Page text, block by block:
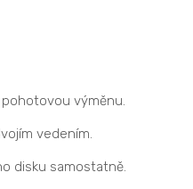
výměnu.
vedením.
disku samostatně.